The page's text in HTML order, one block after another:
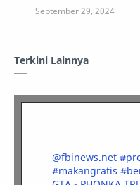
Terkini Lainnya
@fbinews.net
#makangratis